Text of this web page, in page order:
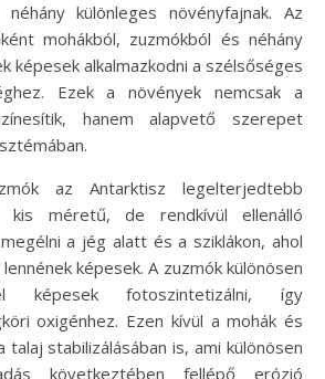
különleges növényfajnak. Az
mohákból, zuzmókból és néhány
képesek alkalmazkodni a szélsőséges
Ezek a növények nemcsak a
hanem alapvető szerepet
az Antarktisz legelterjedtebb
kis méretű, de rendkívül ellenálló
a jég alatt és a sziklákon, ahol
képesek. A zuzmók különösen
képesek fotoszintetizálni, így
oxigénhez. Ezen kívül a mohák és
talaj stabilizálásában is, ami különösen
következtében fellépő erózió